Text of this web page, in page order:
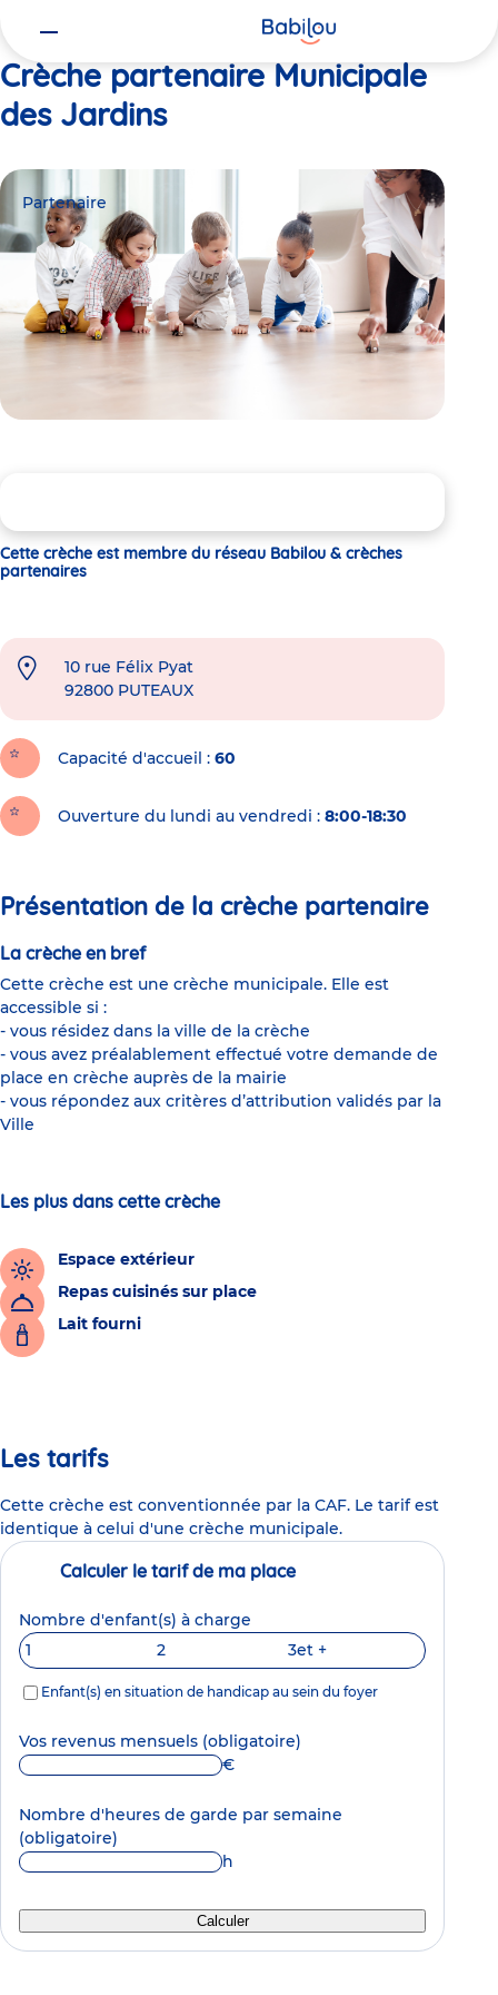
Crèche partenaire Municipale
des Jardins
Partenaire
Cette crèche est membre du réseau Babilou & crèches
partenaires
10 rue Félix Pyat
92800 PUTEAUX
Capacité d'accueil 60
Ouverture du lundi au vendredi : 8:00-18:30
Présentation de la crèche partenaire
La crèche en bref
Cette crèche est une crèche municipale. Elle est
accessible si :
- vous résidez dans la ville de la crèche
- vous avez préalablement effectué votre demande de
place en crèche auprès de la mairie
- vous répondez aux critères d’attribution validés par la
Ville
Les plus dans cette crèche
Espace extérieur
Repas cuisinés sur place
Lait fourni
Les tarifs
Cette crèche est conventionnée par la CAF. Le tarif est
identique à celui d'une crèche municipale.
Calculer le tarif de ma place
Nombre d'enfant(s) à charge
1
2 3et +
Enfant(s) en situation de handicap au sein du foyer
Vos revenus mensuels (obligatoire)
€
Nombre d'heures de garde par semaine
(obligatoire)
h
Calculer